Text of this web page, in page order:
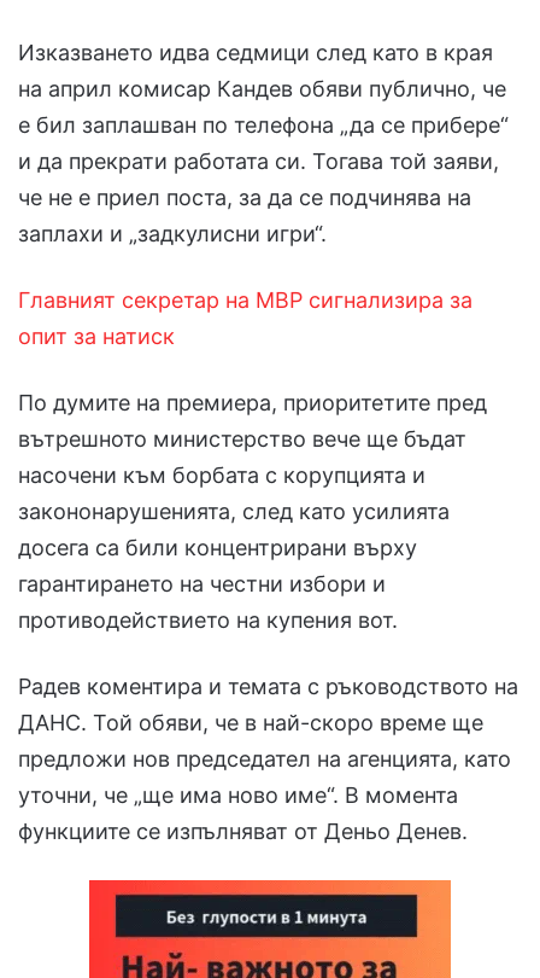
Изказването идва седмици след като в края
на април комисар Кандев обяви публично, че
е бил заплашван по телефона „да се прибере“
и да прекрати работата си. Тогава той заяви,
че не е приел поста, за да се подчинява на
заплахи и „задкулисни игри“.
Главният секретар на МВР сигнализира за
опит за натиск
По думите на премиера, приоритетите пред
вътрешното министерство вече ще бъдат
насочени към борбата с корупцията и
закононарушенията, след като усилията
досега са били концентрирани върху
гарантирането на честни избори и
противодействието на купения вот.
Радев коментира и темата с ръководството на
ДАНС. Той обяви, че в най-скоро време ще
предложи нов председател на агенцията, като
уточни, че „ще има ново име“. В момента
функциите се изпълняват от Деньо Денев.